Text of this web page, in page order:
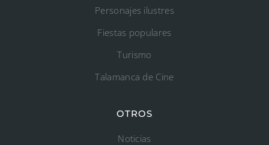
Personajes ilustres
Fiestas populares
Turismo
Talamanca de Cine
OTROS
Noticias